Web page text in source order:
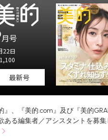
月号
22日
最新号
』、『美的.com』及び『美的
ある編集者／アシスタントを募